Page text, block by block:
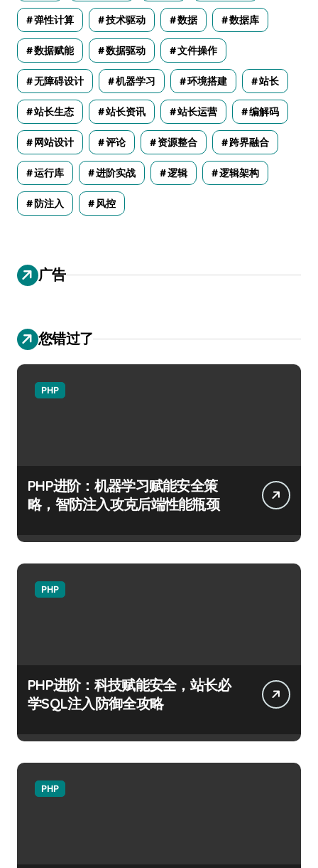
弹性计算 技术驱动 数据 数据库
数据赋能 数据驱动 文件操作
无障碍设计 机器学习 环境搭建 站长
站长生态 站长资讯 站长运营 编解码
网站设计 评论 资源整合 跨界融合
运行库 进阶实战 逻辑 逻辑架构
防注入 风控
广告
您错过了
PHP
PHP进阶：机器学习赋能安全策
略，智防注入攻克后端性能瓶颈
PHP
PHP进阶：科技赋能安全，站长必
学SQL注入防御全攻略
PHP